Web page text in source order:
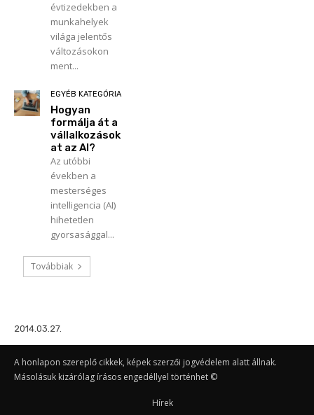
évtizedekben a
munkahelyek
világa jelentős
változásokon
ment...
EGYÉB KATEGÓRIA
Hogyan
formálja át a
vállalkozások
at az AI?
Az utóbbi
években a
mesterséges
intelligencia (AI)
hihetetlen
gyorsasággal...
Továbbiak
2014.03.27.
A honlapon szereplő cikkek, képek szerzői jogvédelem alatt állnak.
Másolásuk kizárólag írásos engedéllyel történhet ©
Hírek